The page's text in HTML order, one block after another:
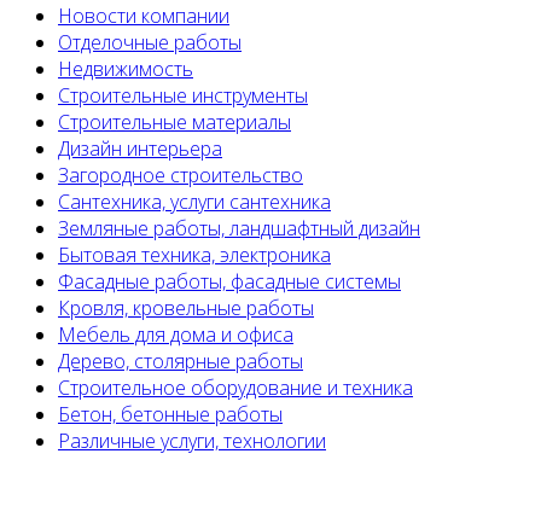
Новости компании
Отделочные работы
Недвижимость
Строительные инструменты
Строительные материалы
Дизайн интерьера
Загородное строительство
Сантехника, услуги сантехника
Земляные работы, ландшафтный дизайн
Бытовая техника, электроника
Фасадные работы, фасадные системы
Кровля, кровельные работы
Мебель для дома и офиса
Дерево, столярные работы
Строительное оборудование и техника
Бетон, бетонные работы
Различные услуги, технологии